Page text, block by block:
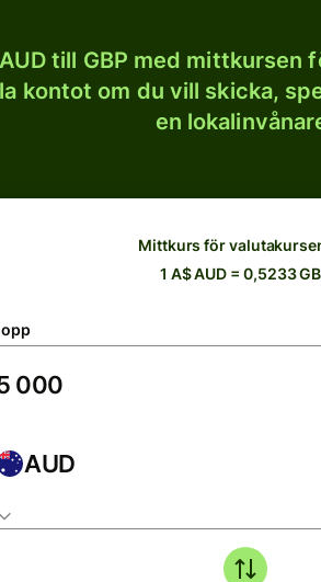
till GBP med mittkursen
kontot om du vill skicka,
en
Mittkurs för
1 A$ AUD = 0,5233
AUD